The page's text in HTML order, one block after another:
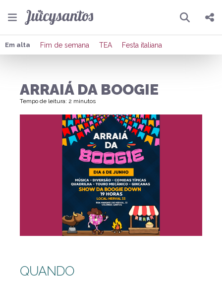
Pesquisar
Compartilhar
Enviar por Whatsapp
Publicar no Facebook
Publicar no X
Em alta Fim de semana TEA Festa italiana
ARRAIÁ DA BOOGIE
Tempo de leitura: 2 minutos
QUANDO